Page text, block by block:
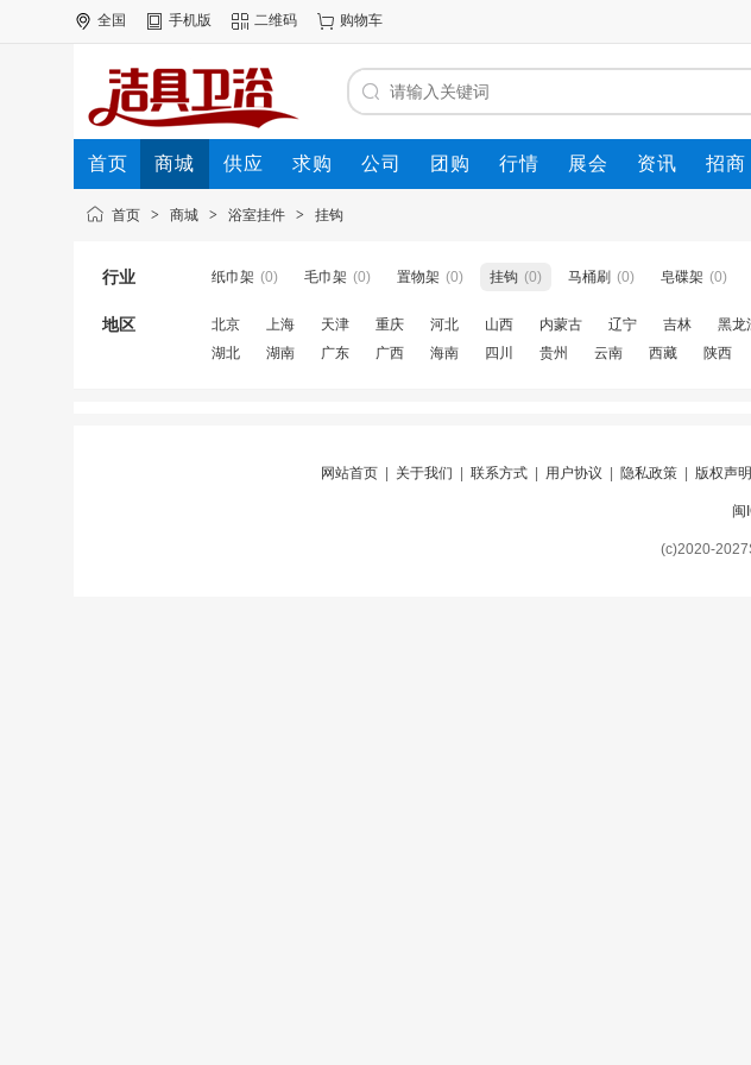
全国 手机版 二维码 购物车
首页 商城 供应 求购 公司 团购 行情 展会 资讯 招商
首页 > 商城 > 浴室挂件 > 挂钩
行业 纸巾架 (0) 毛巾架 (0) 置物架 (0) 挂钩 (0) 马桶刷 (0) 皂碟架 (0)
地区 北京 上海 天津 重庆 河北 山西 内蒙古 辽宁 吉林 黑龙
湖北
湖南 广东 广西 海南 四川 贵州 云南 西藏 陕西
网站首页 关于我们 联系方式 用户协议 隐私政策 版权声明
闽
(c)2020-